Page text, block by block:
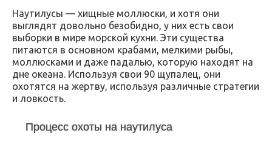
Наутилусы — хищные моллюски, и хотя они
выглядят довольно безобидно, у них есть свои
выборки в мире морской кухни. Эти существа
питаются в основном крабами, мелкими рыбы,
моллюсками и даже падалью, которую находят на
дне океана. Используя свои 90 щупалец, они
охотятся на жертву, используя различные стратегии
и ловкость.
Процесс охоты на наутилуса